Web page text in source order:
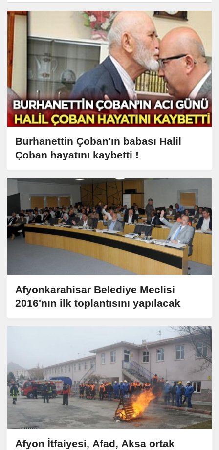
Burhanettin Çoban'ın babası Halil
Çoban hayatını kaybetti !
Afyonkarahisar Belediye Meclisi
2016'nın ilk toplantısını yapılacak
Afyon İtfaiyesi, Afad, Aksa ortak